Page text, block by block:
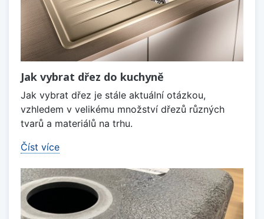
Jak vybrat dřez do kuchyně
Jak vybrat dřez je stále aktuální otázkou,
vzhledem v velikému množství dřezů různých
tvarů a materiálů na trhu.
Číst více